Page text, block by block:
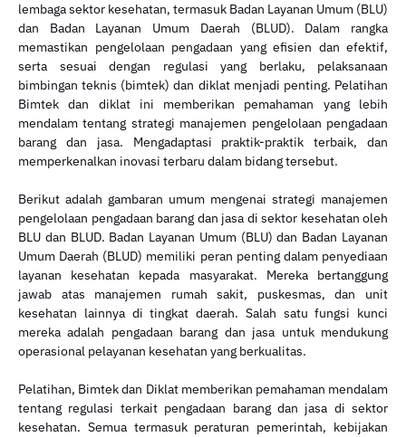
lembaga sektor kesehatan, termasuk Badan Layanan Umum (BLU)
dan Badan Layanan Umum Daerah (BLUD). Dalam rangka
memastikan pengelolaan pengadaan yang efisien dan efektif,
serta sesuai dengan regulasi yang berlaku, pelaksanaan
bimbingan teknis (bimtek) dan diklat menjadi penting. Pelatihan
Bimtek dan diklat ini memberikan pemahaman yang lebih
mendalam tentang strategi manajemen pengelolaan pengadaan
barang dan jasa. Mengadaptasi praktik-praktik terbaik, dan
memperkenalkan inovasi terbaru dalam bidang tersebut.
Berikut adalah gambaran umum mengenai strategi manajemen
pengelolaan pengadaan barang dan jasa di sektor kesehatan oleh
BLU dan BLUD. Badan Layanan Umum (BLU) dan Badan Layanan
Umum Daerah (BLUD) memiliki peran penting dalam penyediaan
layanan kesehatan kepada masyarakat. Mereka bertanggung
jawab atas manajemen rumah sakit, puskesmas, dan unit
kesehatan lainnya di tingkat daerah. Salah satu fungsi kunci
mereka adalah pengadaan barang dan jasa untuk mendukung
operasional pelayanan kesehatan yang berkualitas.
Pelatihan, Bimtek dan Diklat memberikan pemahaman mendalam
tentang regulasi terkait pengadaan barang dan jasa di sektor
kesehatan. Semua termasuk peraturan pemerintah, kebijakan